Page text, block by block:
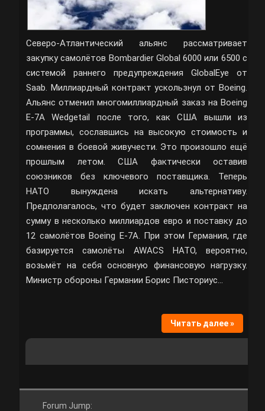
Северо-Атлантический альянс рассматривает
закупку самолётов Bombardier Global 6000 или 6500 с
системой раннего предупреждения GlobalEye от
Saab. Миллиардный контракт ускользнул от Boeing.
Альянс отменил многомиллиардный заказ на Boeing
E-7A Wedgetail после того, как США вышли из
программы, сославшись на высокую стоимость и
сомнения в боевой живучести. Это произошло ещё
прошлым летом. США фактически оставив
союзников без ключевого поставщика. Теперь
НАТО вынуждена искать альтернативу.
Предполагалось, что будет заключен контракт на
сумму в несколько миллиардов евро и поставку до
12 самолётов Boeing E-7A. При этом Германия, где
базируется самолёты AWACS НАТО, вероятно,
возьмёт на себя основную финансовую нагрузку.
Министр обороны Германии Борис Писториус…
Читать далее »
Forum Jump: